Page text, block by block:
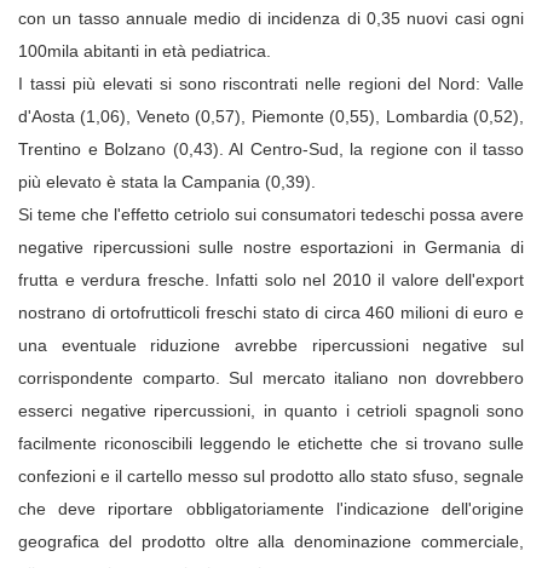
con un tasso annuale medio di incidenza di 0,35 nuovi casi ogni
100mila abitanti in età pediatrica.
I tassi più elevati si sono riscontrati nelle regioni del Nord: Valle
d'Aosta (1,06), Veneto (0,57), Piemonte (0,55), Lombardia (0,52),
Trentino e Bolzano (0,43). Al Centro-Sud, la regione con il tasso
più elevato è stata la Campania (0,39).
Si teme che l'effetto cetriolo sui consumatori tedeschi possa avere
negative ripercussioni sulle nostre esportazioni in Germania di
frutta e verdura fresche. Infatti solo nel 2010 il valore dell'export
nostrano di ortofrutticoli freschi stato di circa 460 milioni di euro e
una eventuale riduzione avrebbe ripercussioni negative sul
corrispondente comparto. Sul mercato italiano non dovrebbero
esserci negative ripercussioni, in quanto i cetrioli spagnoli sono
facilmente riconoscibili leggendo le etichette che si trovano sulle
confezioni e il cartello messo sul prodotto allo stato sfuso, segnale
che deve riportare obbligatoriamente l'indicazione dell'origine
geografica del prodotto oltre alla denominazione commerciale,